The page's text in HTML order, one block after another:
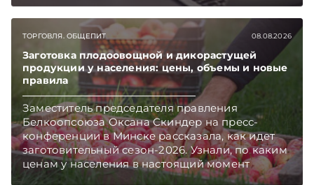
ТОРГОВЛЯ. ОБЩЕПИТ 08.08.2026
Заготовка плодоовощной и дикорастущей
продукции у населения: цены, объемы и новые
правила
Заместитель председателя правления
Белкоопсоюза Оксана Скиндер на пресс-
конференции в Минске рассказала, как идет
заготовительный сезон-2026. Узнали, по каким
ценам у населения в настоящий момент
закупают продукцию, сколько